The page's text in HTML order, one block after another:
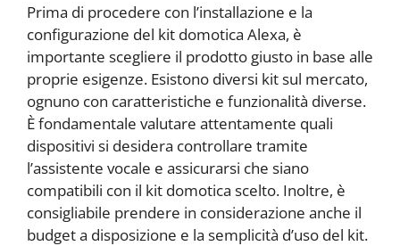
Prima di procedere con l’installazione e la
configurazione del kit domotica Alexa, è
importante scegliere il prodotto giusto in base alle
proprie esigenze. Esistono diversi kit sul mercato,
ognuno con caratteristiche e funzionalità diverse.
È fondamentale valutare attentamente quali
dispositivi si desidera controllare tramite
l’assistente vocale e assicurarsi che siano
compatibili con il kit domotica scelto. Inoltre, è
consigliabile prendere in considerazione anche il
budget a disposizione e la semplicità d’uso del kit.